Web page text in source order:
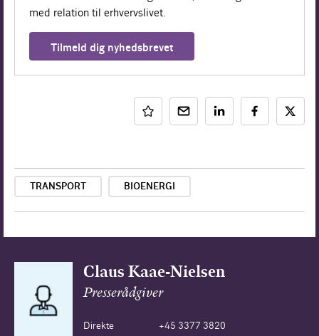
med relation til erhvervslivet.
Tilmeld dig nyhedsbrevet
TRANSPORT BIOENERGI
Claus Kaae-Nielsen
Presserådgiver
Direkte
+45 3377 3820